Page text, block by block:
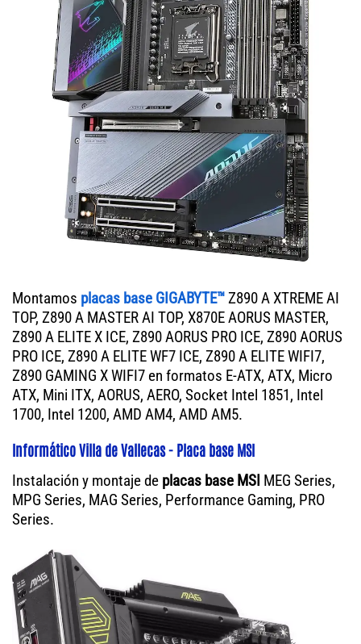
Montamos placas base GIGABYTE™Z890 A XTREME AI
TOP, Z890 A MASTER AI TOP, X870E AORUS MASTER,
Z890 A ELITE X ICE, Z890 AORUS PRO ICE, Z890 AORUS
PRO ICE, Z890 A ELITE WF7 ICE, Z890 A ELITE WIFI7,
Z890 GAMING X WIFI7 en formatos E-ATX, ATX, Micro
ATX, Mini ITX, AORUS, AERO, Socket Intel 1851, Intel
1700, Intel 1200, AMD AM4, AMD AM5.
Informático Villa de Vallecas - Placa base MSI
Instalación y montaje de placas base MSI MEG Series,
MPG Series, MAG Series, Performance Gaming, PRO
Series.